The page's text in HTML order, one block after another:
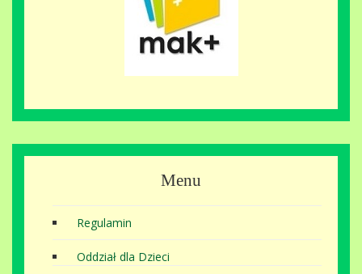
Menu
Regulamin
Oddział dla Dzieci